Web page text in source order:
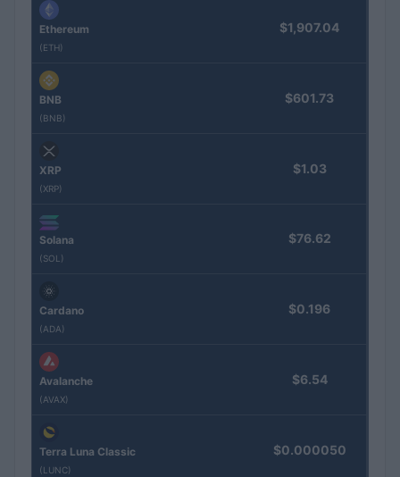
Ethereum
(ETH)
$1,907.04
BNB
(BNB)
$601.73
XRP
(XRP)
$1.03
Solana
(SOL)
$76.62
Cardano
(ADA)
$0.196
Avalanche
(AVAX)
$6.54
Terra Luna Classic
(LUNC)
$0.000050